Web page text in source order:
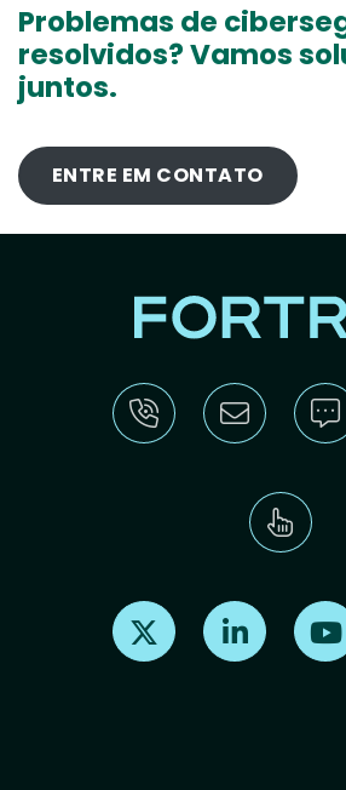
Problemas de
resolvidos? Vamos
juntos.
ENTRE EM CONTATO
Find us on X Find us on